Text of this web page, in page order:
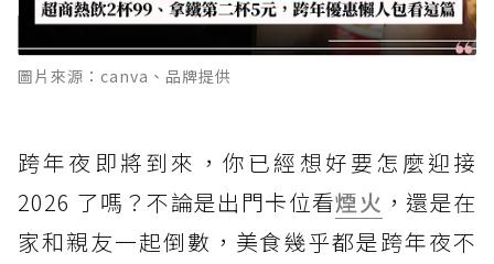
圖片來源：canva、品牌提供
跨年夜即將到來，你已經想好要怎麼迎接
2026 了嗎？不論是出門卡位看煙火 ，還是在
家和親友一起倒數，美食幾乎都是跨年夜不